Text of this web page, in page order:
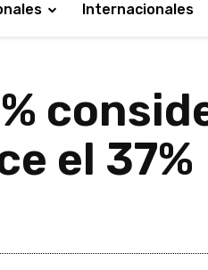
Internacionales
el 37%